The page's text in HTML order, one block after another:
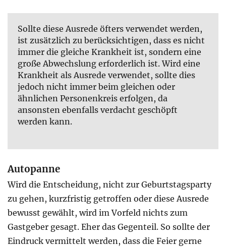
Sollte diese Ausrede öfters verwendet werden,
ist zusätzlich zu berücksichtigen, dass es nicht
immer die gleiche Krankheit ist, sondern eine
große Abwechslung erforderlich ist. Wird eine
Krankheit als Ausrede verwendet, sollte dies
jedoch nicht immer beim gleichen oder
ähnlichen Personenkreis erfolgen, da
ansonsten ebenfalls verdacht geschöpft
werden kann.
Autopanne
Wird die Entscheidung, nicht zur Geburtstagsparty
zu gehen, kurzfristig getroffen oder diese Ausrede
bewusst gewählt, wird im Vorfeld nichts zum
Gastgeber gesagt. Eher das Gegenteil. So sollte der
Eindruck vermittelt werden, dass die Feier gerne